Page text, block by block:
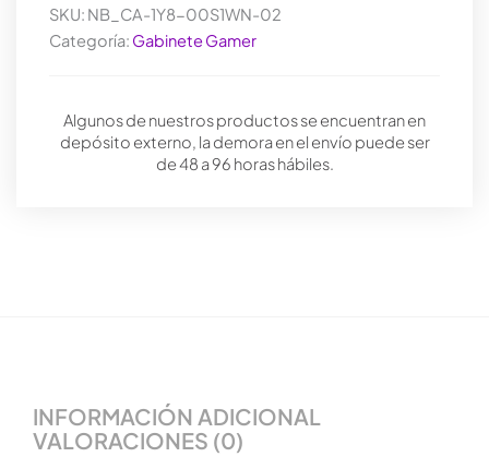
SKU: NB_CA-1Y8-00S1WN-02
Categoría: Gabinete Gamer
Algunos de nuestros productos se encuentran en
depósito externo, la demora en el envío puede ser
de 48 a 96 horas hábiles.
INFORMACIÓN ADICIONAL
VALORACIONES (0)